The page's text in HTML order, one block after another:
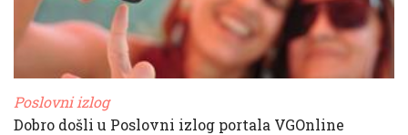
Poslovni izlog
Dobro došli u Poslovni izlog portala VGOnline